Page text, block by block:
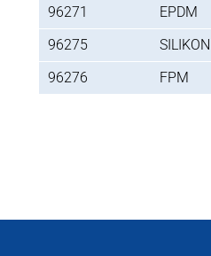
96271
EPDM
96275
SILIKON
96276
FPM